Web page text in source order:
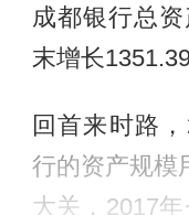
成都银行总
末增长
回首来时路
行的资产规模
大关，2017